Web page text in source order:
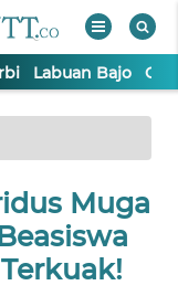
Labuan Bajo
Muga